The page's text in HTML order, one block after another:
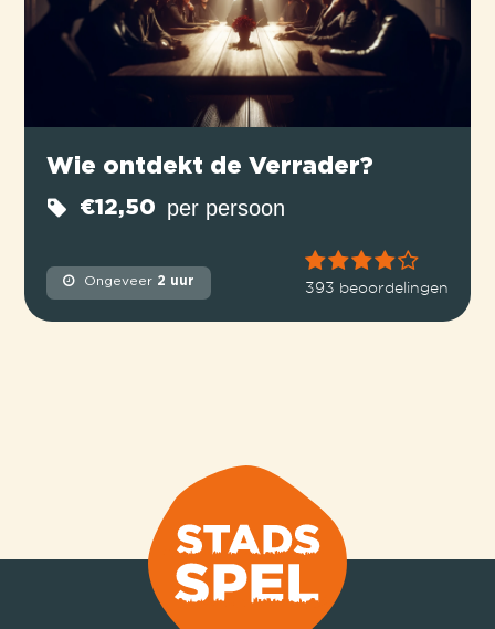
Wie ontdekt de Verrader?
€12,50 per persoon
Ongeveer 2 uur 393 beoordelingen